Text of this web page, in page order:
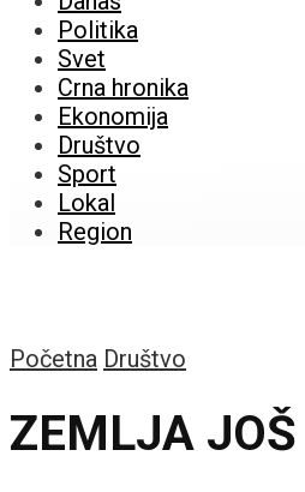
Politika
Svet
Crna hronika
Ekonomija
Društvo
Sport
Lokal
Region
Početna Društvo
ZEMLJA